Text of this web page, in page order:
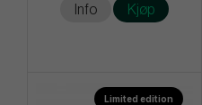
Info Kjøp
Limited edition